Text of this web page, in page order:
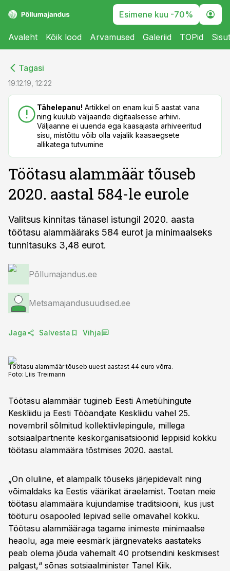
Esimene kuu -70%
Avaleht Kõik lood Arvamused Galeriid TOPid
Tagasi
19.12.19, 12:22
Tähelepanu! Artikkel on enam kui 5 aastat vana
ning kuulub väljaande digitaalsesse arhiivi.
Väljaanne ei uuenda ega kaasajasta arhiveeritud
sisu, mistõttu võib olla vajalik kaasaegsete
allikatega tutvumine
Töötasu alammäär tõuseb
2020. aastal 584-le eurole
Valitsus kinnitas tänasel istungil 2020. aasta
töötasu alammääraks 584 eurot ja minimaalseks
tunnitasuks 3,48 eurot.
Põllumajandus.ee
Metsamajandusuudised.ee
Jaga Salvesta Vihja
Töötasu alammäär tõuseb uuest aastast 44 euro võrra.
Foto: Liis Treimann
Töötasu alammäär tugineb Eesti Ametiühingute
Keskliidu ja Eesti Tööandjate Keskliidu vahel 25.
novembril sõlmitud kollektiivlepingule, millega
sotsiaalpartnerite keskorganisatsioonid leppisid kokku
töötasu alammäära tõstmises 2020. aastal.
„On oluline, et alampalk tõuseks järjepidevalt ning
võimaldaks ka Eestis väärikat äraelamist. Toetan meie
töötasu alammäära kujundamise traditsiooni, kus just
tööturu osapooled lepivad selle omavahel kokku.
Töötasu alammääraga tagame inimeste minimaalse
heaolu, aga meie eesmärk järgnevateks aastateks
peab olema jõuda vähemalt 40 protsendini keskmisest
palgast,“ sõnas sotsiaalminister Tanel Kiik.